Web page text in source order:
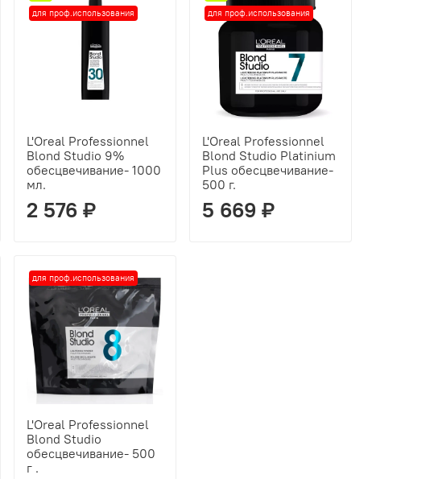
для проф.использования
L'Oreal Professionnel
Blond Studio 9%
обесцвечивание- 1000
мл.
2 576 ₽
для проф.использования
L'Oreal Professionnel
Blond Studio Platinium
Plus обесцвечивание-
500 г.
5 669 ₽
для проф.использования
L'Oreal Professionnel
Blond Studio
обесцвечивание- 500
г .